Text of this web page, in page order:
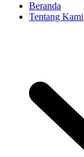
Beranda
Tentang Kami